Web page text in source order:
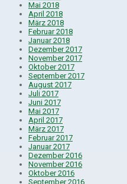
Mai 2018
April 2018
März 2018
Februar 2018
Januar 2018
Dezember 2017
November 2017
Oktober 2017
September 2017
August 2017
Juli 2017
Juni 2017
Mai 2017
April 2017
März 2017
Februar 2017
Januar 2017
Dezember 2016
November 2016
Oktober 2016
September 2016